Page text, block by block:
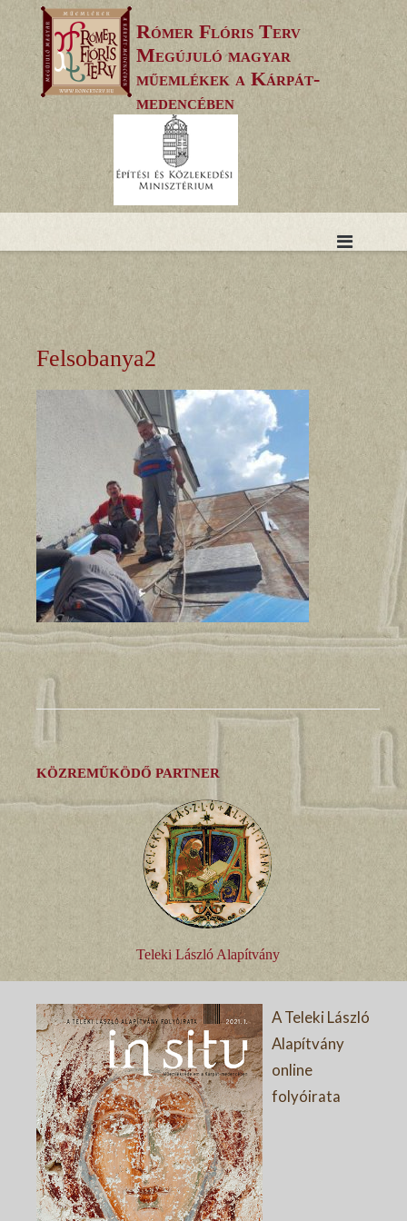
to
content
Rómer Flóris Terv
Megújuló magyar
műemlékek a Kárpát-
medencében
Felsobanya2
KÖZREMŰKÖDŐ PARTNER
Teleki László Alapítvány
A Teleki László
Alapítvány
online
folyóirata